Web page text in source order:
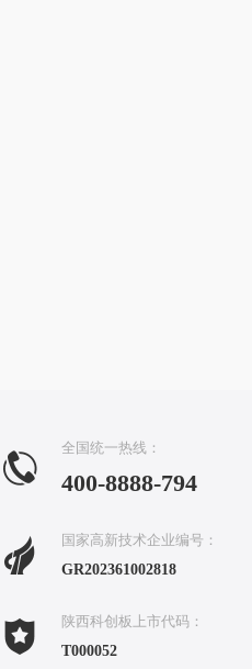
全国统一热线：
400-8888-794
国家高新技术企业编号：
GR202361002818
陕西科创板上市代码：
T000052